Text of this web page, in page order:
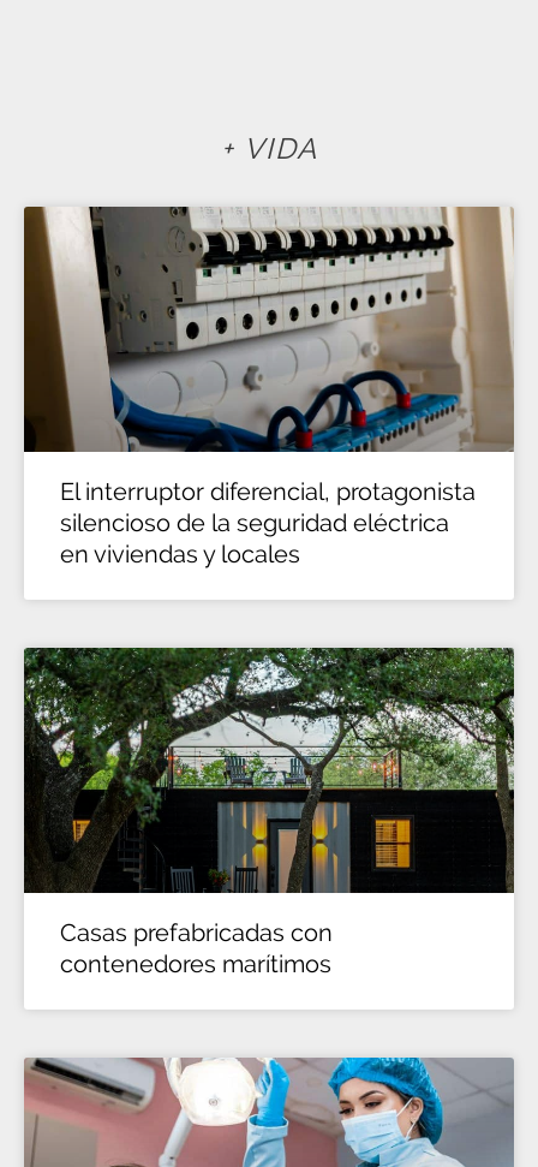
+ VIDA
El interruptor diferencial, protagonista
silencioso de la seguridad eléctrica
en viviendas y locales
Casas prefabricadas con
contenedores marítimos